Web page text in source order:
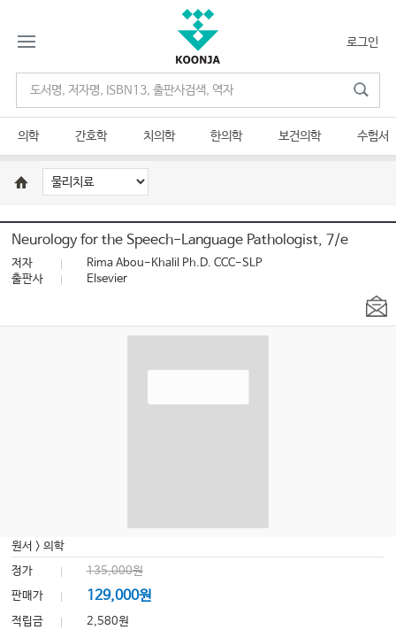
로그인
의학 간호학 치의학 한의학 보건의학 수험서
Neurology for the Speech-Language Pathologist, 7/e
저자
Rima Abou-Khalil Ph.D. CCC-SLP
출판사
Elsevier
원서 >의학
정가
135,000원
판매가
129,000원
적립금 2,580원